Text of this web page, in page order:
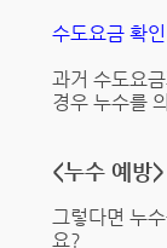
수도요금 확인
과거 수도요
경우 누수를
<누수 예방>
그렇다면 누
요?